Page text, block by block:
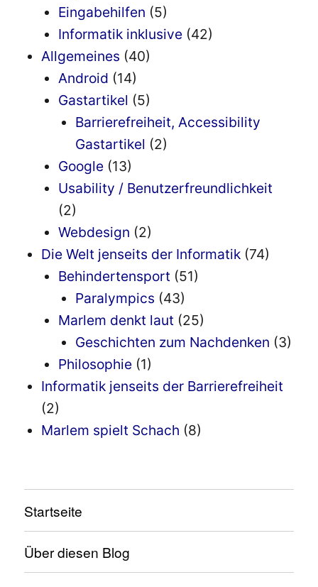
Eingabehilfen (5)
Informatik inklusive (42)
Allgemeines (40)
Android (14)
Gastartikel (5)
Barrierefreiheit, Accessibility
Gastartikel (2)
Google (13)
Usability / Benutzerfreundlichkeit
(2)
Webdesign (2)
Die Welt jenseits der Informatik (74)
Behindertensport (51)
Paralympics (43)
Marlem denkt laut (25)
Geschichten zum Nachdenken (3)
Philosophie (1)
Informatik jenseits der Barrierefreiheit
(2)
Marlem spielt Schach (8)
Startseite
Über diesen Blog